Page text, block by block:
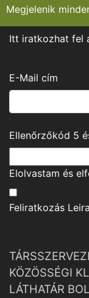
Megjelenik
Itt iratkozhat fel
E-Mail cím
Ellenőrzőkód 5
Elolvastam és
Feliratkozás
KÖZÖSSÉGI
LÁTHATÁR